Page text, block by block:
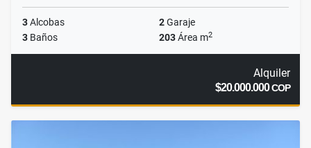
3Alcobas 2Garaje
3 Baños 203Área m2
Alquiler
$20.000.000COP